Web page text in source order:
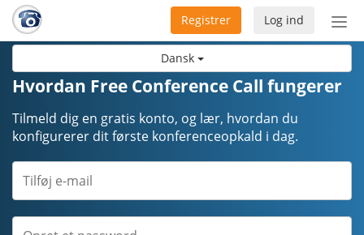
Dansk
Slå
Log ind
Registrer
Hvordan Free Conference Call fungerer
Tilmeld dig en gratis konto, og lær, hvordan du
konfigurerer dit første konferenceopkald i dag.